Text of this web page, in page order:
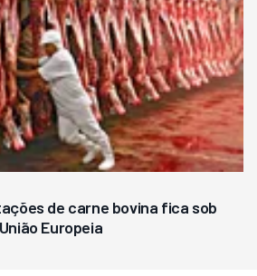
de carne bovina fica sob
Europeia